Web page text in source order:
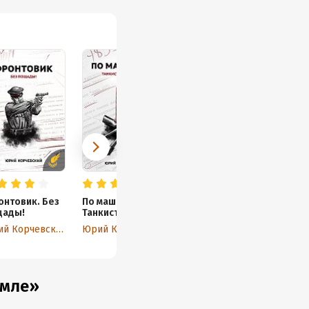
Без
Юрий Корчевский
По машинам!
Танкист из
будущего